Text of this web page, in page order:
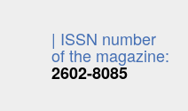
| ISSN number
of the magazine:
2602-8085